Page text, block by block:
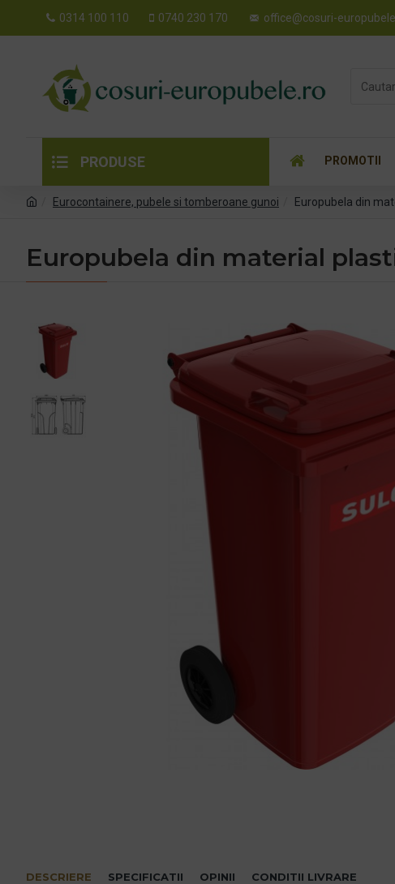
0314 100 110 0740 230 170 office@cosuri-
PRODUSE PROMOTII
Eurocontainere, pubele si tomberoane gunoi Europubela din
Europubela din material
DESCRIERE SPECIFICATII OPINII CONDITII LIVRARE